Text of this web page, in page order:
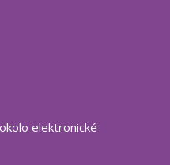
elektronické